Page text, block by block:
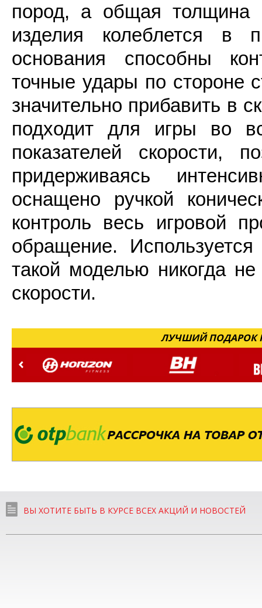
пород, а общая
изделия колеблется в
основания способны
точные удары по стороне
значительно прибавить в
подходит для игры во
показателей скорости,
придерживаясь
оснащено ручкой
контроль весь игровой
обращение.
такой моделью никогда
скорости.
ЛУЧШИЙ ПОДАРОК
ВЫ ХОТИТЕ БЫТЬ В КУРСЕ ВСЕХ АКЦИЙ И НОВОСТЕЙ